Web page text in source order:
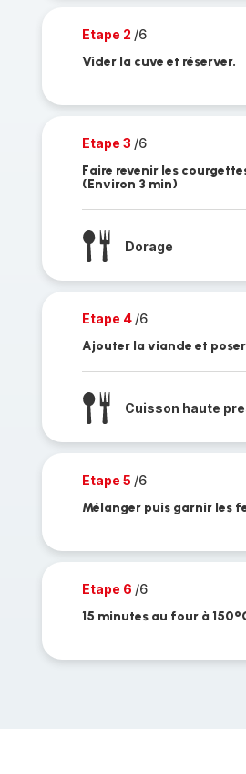
Etape 2 /6
Vider la cuve et réserver.
Etape 3 /6
Faire revenir les
(Environ 3 min)
Dorage
Etape 4 /6
Ajouter la viande et poser
Cuisson haute
Etape 5 /6
Mélanger puis garnir les
Etape 6 /6
15 minutes au four à